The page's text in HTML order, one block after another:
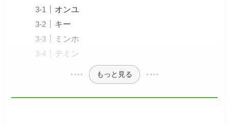
オンユ
キー
ミンホ
テミン
もっと見る